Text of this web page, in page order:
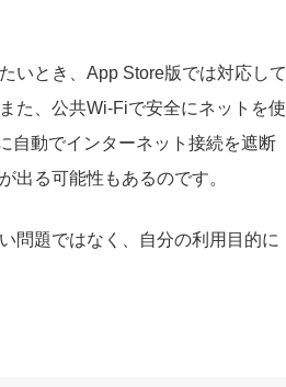
いとき、App Store版では対応して
た、公共Wi-Fiで安全にネットを使
自動でインターネット接続を遮断
出る可能性もあるのです。
問題ではなく、自分の利用目的に